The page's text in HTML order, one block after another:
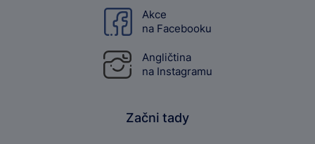
Akce
na Facebooku
Angličtina
na Instagramu
Začni tady